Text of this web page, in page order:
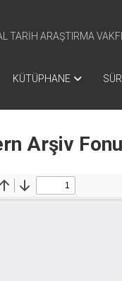
TARİH ARAŞTIRMA VAKFI
KÜTÜPHANE
Arşiv